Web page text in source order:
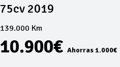
75cv 2019
139.000 Km
10.900€ Ahorras 1.000€